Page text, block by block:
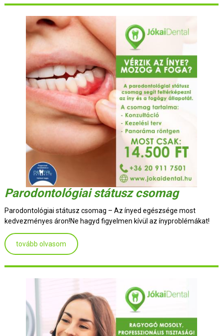
Parodontológiai státusz csomag
Parodontológiai státusz csomag – Az ínyed egészsége most
kedvezményes áron!Ne hagyd figyelmen kívül az ínyproblémákat!
tovább olvasom